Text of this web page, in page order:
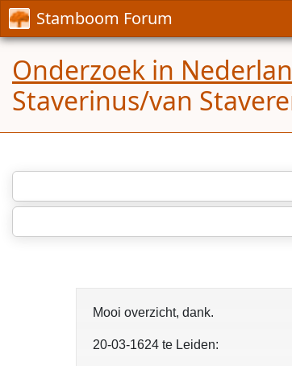
Stamboom Forum
Onderzoek in
Staverinus/van
Mooi overzicht, dank.
20-03-1624 te Leiden: